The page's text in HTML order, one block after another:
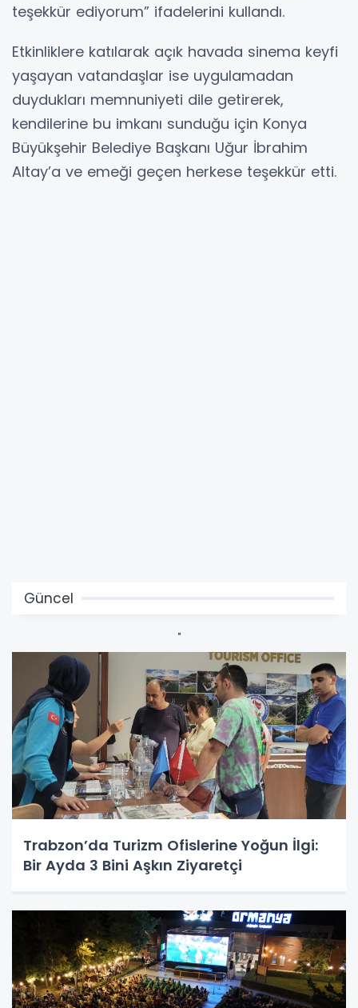
teşekkür ediyorum” ifadelerini kullandı.
Etkinliklere katılarak açık havada sinema keyfi
yaşayan vatandaşlar ise uygulamadan
duydukları memnuniyeti dile getirerek,
kendilerine bu imkanı sunduğu için Konya
Büyükşehir Belediye Başkanı Uğur İbrahim
Altay’a ve emeği geçen herkese teşekkür etti.
Güncel
Trabzon’da Turizm Ofislerine Yoğun İlgi:
Bir Ayda 3 Bini Aşkın Ziyaretçi